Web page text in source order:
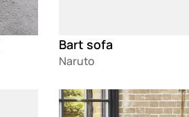
Bart sofa
Naruto
Loading